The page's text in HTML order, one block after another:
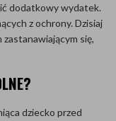
dodatkowy wydatek.
z ochrony. Dzisiaj
się,
dziecko przed